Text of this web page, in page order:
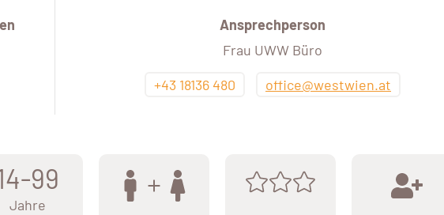
Ansprechperson
Frau UWW Büro
+43 18136 480
office@westwien.at
99
Jahre